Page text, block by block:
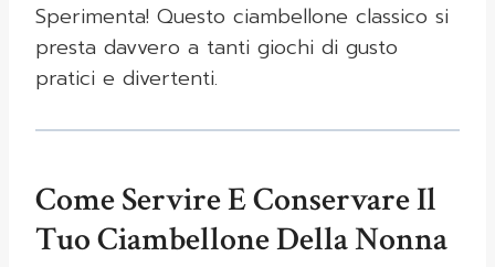
Sperimenta! Questo ciambellone classico si
presta davvero a tanti giochi di gusto
pratici e divertenti.
Come Servire E Conservare Il
Tuo Ciambellone Della Nonna